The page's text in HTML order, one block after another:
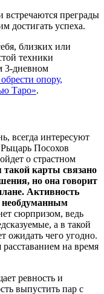
преграды
достигать успеха.
близких или
техники
3-дневном
опору,
Таро».
всегда интересуют
Посохов
о страстном
такой карты связано
но она говорит
Активность
необдуманным
сюрпризом, ведь
а в такой
ожидать чего угодно.
расставанием на время
ревность и
выпустить пар с